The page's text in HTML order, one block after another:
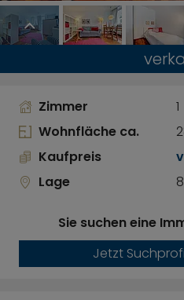
Zimmer
1
Wohnfläche ca.
Kaufpreis
Lage
Sie suchen eine
Jetzt